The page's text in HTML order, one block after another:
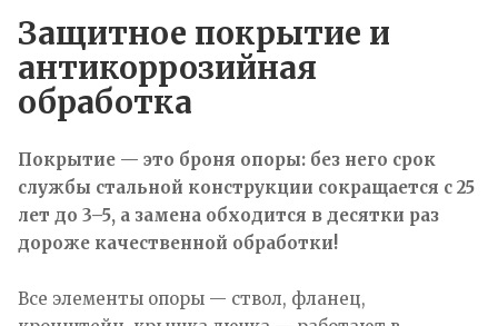
Защитное покрытие и
антикоррозийная
обработка
Покрытие — это броня опоры: без него срок
службы стальной конструкции сокращается с 25
лет до 3–5, а замена обходится в десятки раз
дороже качественной обработки!
Все элементы опоры — ствол, фланец,